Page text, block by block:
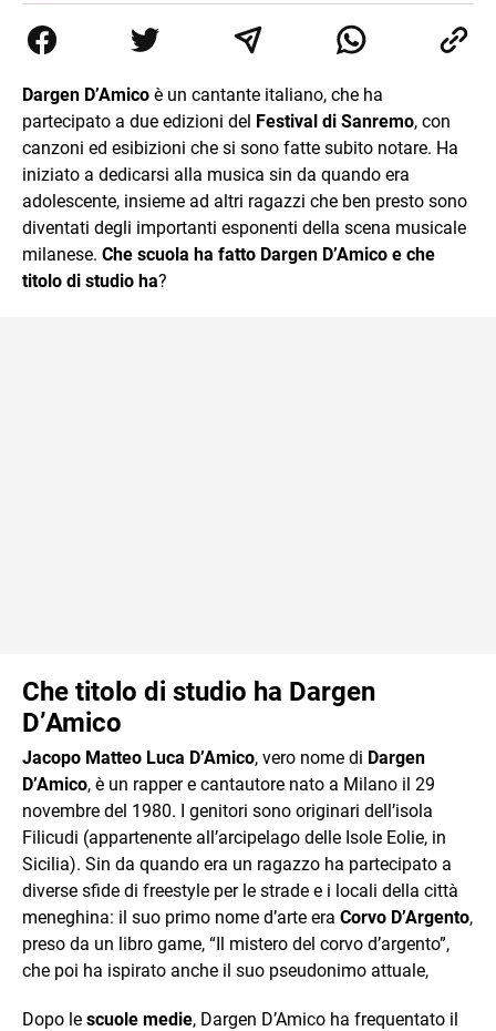
collaborato con grandi gruppi editoriali e agenzie di
comunicazione specializzandosi nella scrittura di articoli
Dargen D’Amico è un cantante italiano, che ha
partecipato a due edizioni del Festival di Sanremo, con
canzoni ed esibizioni che si sono fatte subito notare. Ha
iniziato a dedicarsi alla musica sin da quando era
adolescente, insieme ad altri ragazzi che ben presto sono
diventati degli importanti esponenti della scena musicale
milanese. Che scuola ha fatto Dargen D’Amico e che
titolo di studio ha?
Che titolo di studio ha Dargen
D’Amico
Jacopo Matteo Luca D’Amico, vero nome di Dargen
D’Amico, è un rapper e cantautore nato a Milano il 29
novembre del 1980. I genitori sono originari dell’isola
Filicudi (appartenente all’arcipelago delle Isole Eolie, in
Sicilia). Sin da quando era un ragazzo ha partecipato a
diverse sfide di freestyle per le strade e i locali della città
meneghina: il suo primo nome d’arte era Corvo D’Argento,
preso da un libro game, “Il mistero del corvo d’argento”,
che poi ha ispirato anche il suo pseudonimo attuale,
Dopo le scuole medie, Dargen D’Amico ha frequentato il